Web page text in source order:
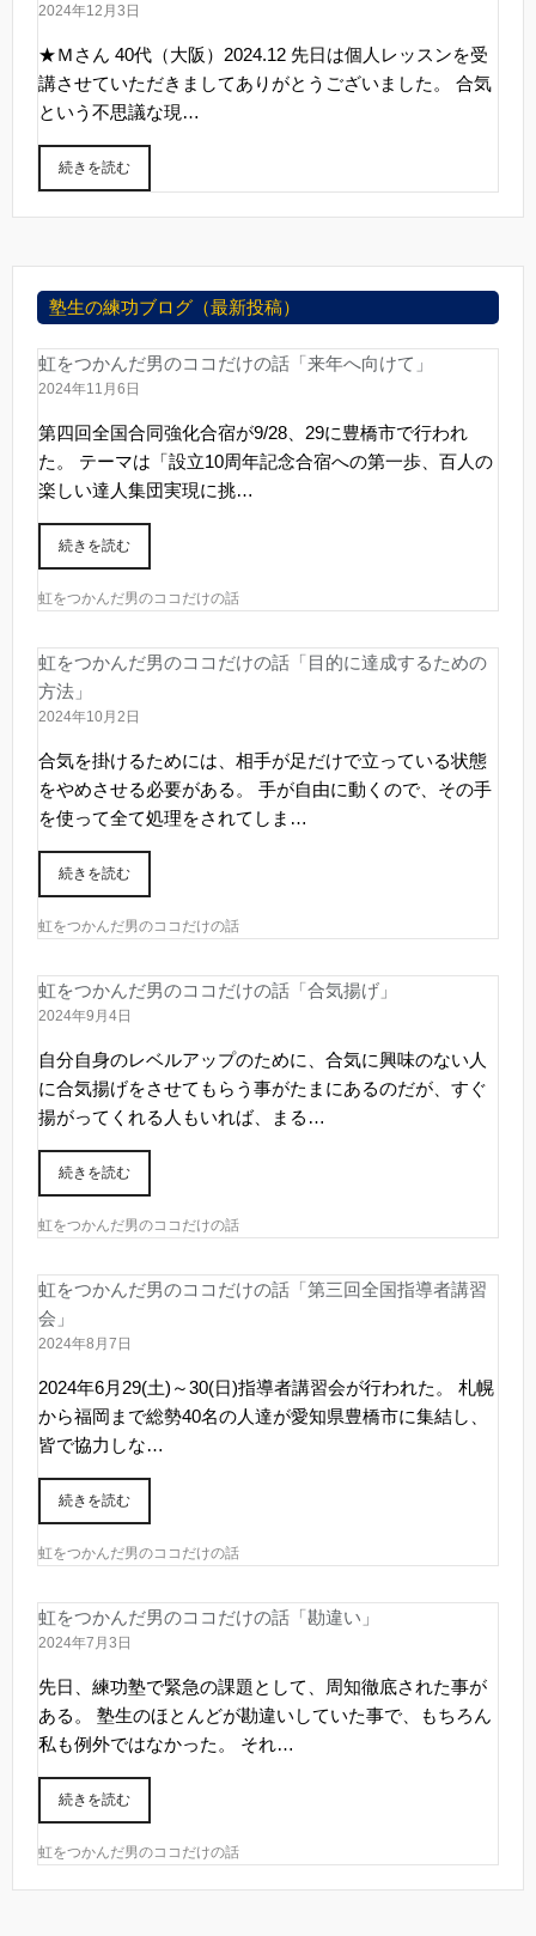
2024年12月3日
★Ｍさん 40代（大阪）2024.12 先日は個人レッスンを受
講させていただきましてありがとうございました。 合気
という不思議な現…
続きを読む
塾生の練功ブログ（最新投稿）
虹をつかんだ男のココだけの話「来年へ向けて」
2024年11月6日
第四回全国合同強化合宿が9/28、29に豊橋市で行われ
た。 テーマは「設立10周年記念合宿への第一歩、百人の
楽しい達人集団実現に挑…
続きを読む
虹をつかんだ男のココだけの話
虹をつかんだ男のココだけの話「目的に達成するための
方法」
2024年10月2日
合気を掛けるためには、相手が足だけで立っている状態
をやめさせる必要がある。 手が自由に動くので、その手
を使って全て処理をされてしま…
続きを読む
虹をつかんだ男のココだけの話
虹をつかんだ男のココだけの話「合気揚げ」
2024年9月4日
自分自身のレベルアップのために、合気に興味のない人
に合気揚げをさせてもらう事がたまにあるのだが、すぐ
揚がってくれる人もいれば、まる…
続きを読む
虹をつかんだ男のココだけの話
虹をつかんだ男のココだけの話「第三回全国指導者講習
会」
2024年8月7日
2024年6月29(土)～30(日)指導者講習会が行われた。 札幌
から福岡まで総勢40名の人達が愛知県豊橋市に集結し、
皆で協力しな…
続きを読む
虹をつかんだ男のココだけの話
虹をつかんだ男のココだけの話「勘違い」
2024年7月3日
先日、練功塾で緊急の課題として、周知徹底された事が
ある。 塾生のほとんどが勘違いしていた事で、もちろん
私も例外ではなかった。 それ…
続きを読む
虹をつかんだ男のココだけの話